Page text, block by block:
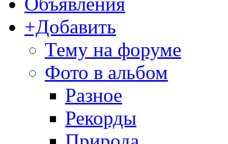
+Добавить
Тему на форуме
Фото в альбом
Разное
Рекорды